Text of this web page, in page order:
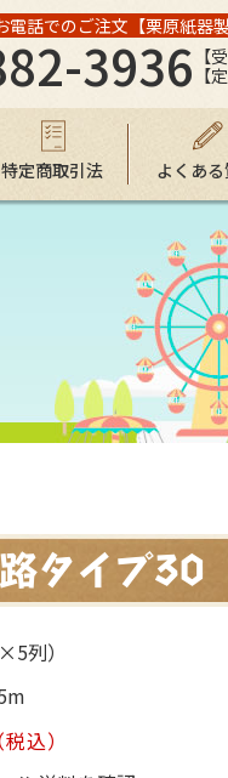
電話でのご注文【栗原紙器製
3936 【
【
特定商取引法 よくあ
タイプ30
列）
（税込）